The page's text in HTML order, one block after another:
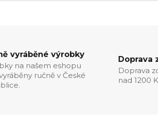
vyráběné výrobky
na našem eshopu
ručně v České
Doprava
Doprava
nad 1200